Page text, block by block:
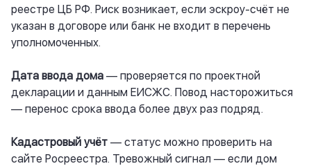
реестре ЦБ РФ. Риск возникает, если эскроу-счёт не
указан в договоре или банк не входит в перечень
уполномоченных.
Дата ввода дома — проверяется по проектной
декларации и данным ЕИСЖС. Повод насторожиться
— перенос срока ввода более двух раз подряд.
Кадастровый учёт — статус можно проверить на
сайте Росреестра. Тревожный сигнал — если дом